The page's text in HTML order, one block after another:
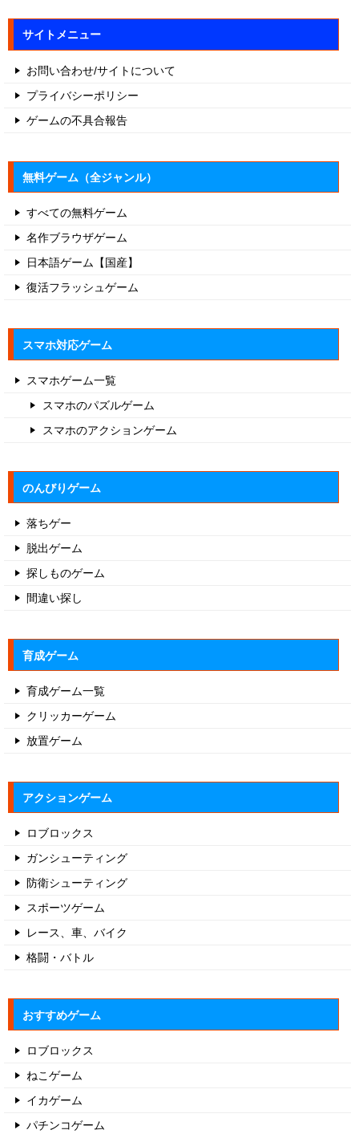
サイトメニュー
お問い合わせ/サイトについて
プライバシーポリシー
ゲームの不具合報告
無料ゲーム（全ジャンル）
すべての無料ゲーム
名作ブラウザゲーム
日本語ゲーム【国産】
復活フラッシュゲーム
スマホ対応ゲーム
スマホゲーム一覧
スマホのパズルゲーム
スマホのアクションゲーム
のんびりゲーム
落ちゲー
脱出ゲーム
探しものゲーム
間違い探し
育成ゲーム
育成ゲーム一覧
クリッカーゲーム
放置ゲーム
アクションゲーム
ロブロックス
ガンシューティング
防衛シューティング
スポーツゲーム
レース、車、バイク
格闘・バトル
おすすめゲーム
ロブロックス
ねこゲーム
イカゲーム
パチンコゲーム